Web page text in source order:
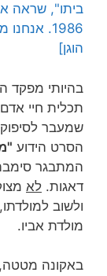
ביתו", שראה
1986.
הוגן]
בהיותי מפקד
תכלית חיי
שמעבר
הסרט הידוע
המתבגר
דאגות. לא
ולשוב
מולדת אביו.
באקונה מטטה,